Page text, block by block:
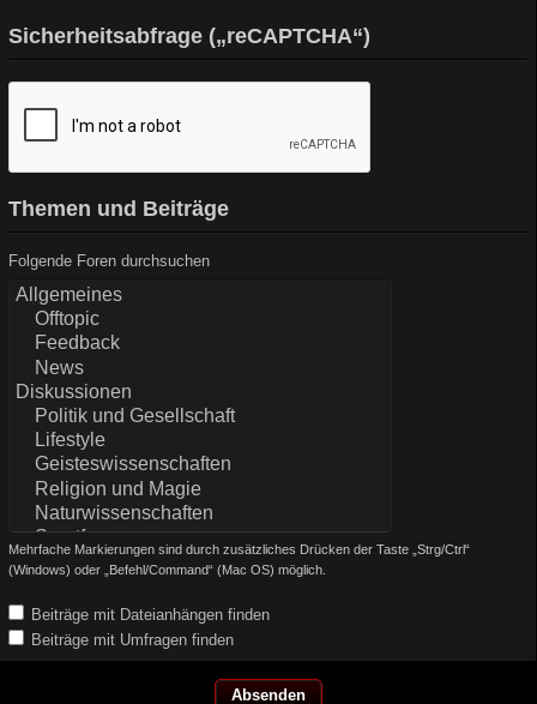
Sicherheitsabfrage („reCAPTCHA“)
Themen und Beiträge
Folgende Foren durchsuchen
Mehrfache Markierungen sind durch zusätzliches Drücken der Taste „Strg/Ctrl“
(Windows) oder „Befehl/Command“ (Mac OS) möglich.
Beiträge mit Dateianhängen finden
Beiträge mit Umfragen finden